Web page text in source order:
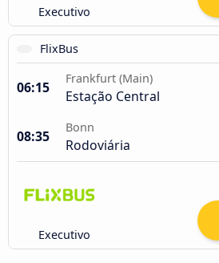
Executivo
FlixBus
06:15
Frankfurt (Main)
Estação Central
08:35
Bonn
Rodoviária
Executivo